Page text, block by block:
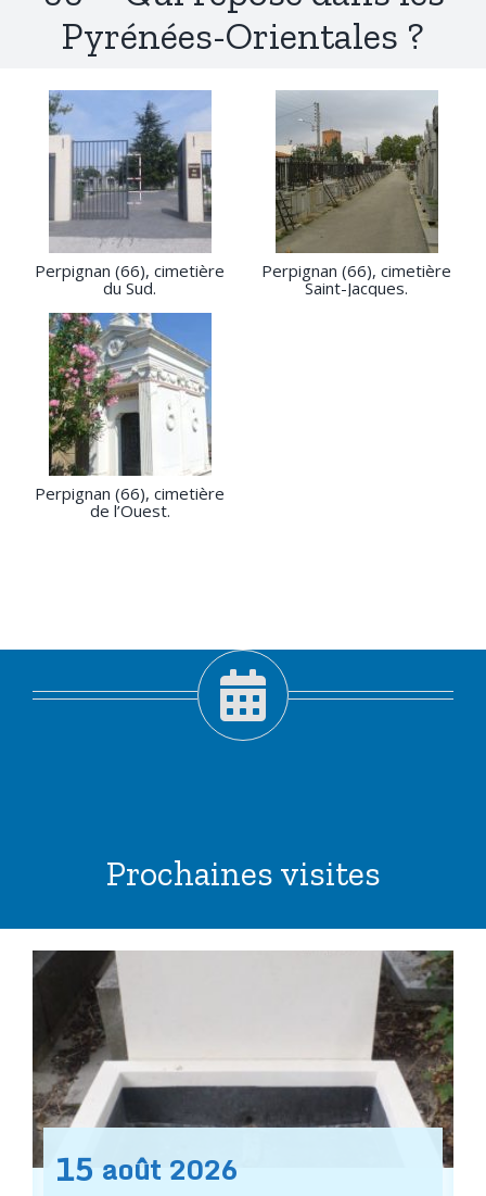
Pyrénées-Orientales ?
Perpignan (66), cimetière
du Sud.
Perpignan (66), cimetière
Saint-Jacques.
Perpignan (66), cimetière
de l’Ouest.
Prochaines visites
15 août 2026